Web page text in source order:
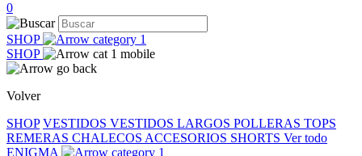
0
SHOP
SHOP
Volver
SHOP VESTIDOS VESTIDOS LARGOS POLLERAS TOPS
REMERAS CHALECOS ACCESORIOS SHORTS Ver todo
ENIGMA